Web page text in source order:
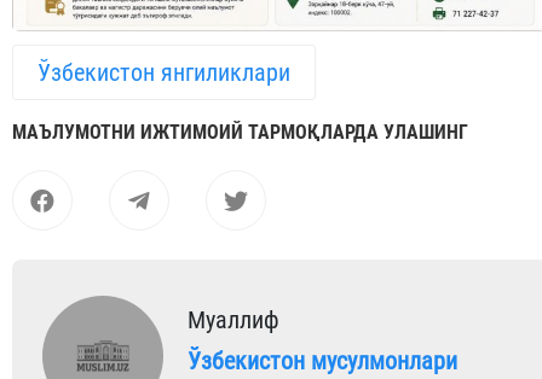
Ўзбекистон янгиликлари
МАЪЛУМОТНИ ИЖТИМОИЙ ТАРМОҚЛАРДА УЛАШИНГ
Муаллиф
Ўзбекистон мусулмонлари